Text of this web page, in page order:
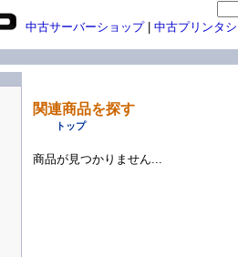
関連商品を探す
トップ
商品が見つかりません...
中古サーバーショップ| 中古プリンタ